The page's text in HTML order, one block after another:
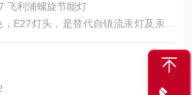
飞利浦螺旋节能灯
E27灯头，是替代自镇流汞灯及汞灯